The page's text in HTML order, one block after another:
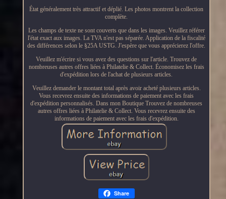
État généralement très attractif et déplié. Les photos montrent la collection
complète.
Les champs de texte ne sont couverts que dans les images. Veuillez référer
l'état exact aux images. La TVA n'est pas séparée. Application de la fiscalité
des différences selon le §25A USTG. J'espère que vous apprécierez l'offre.
Veuillez m'écrire si vous avez des questions sur l'article. Trouvez de
nombreuses autres offres liées à Philatelie & Collect. Économisez les frais
d'expédition lors de l'achat de plusieurs articles.
Veuillez demander le montant total après avoir acheté plusieurs articles.
Vous recevrez ensuite des informations de paiement avec les frais
d'expédition personnalisés. Dans mon Boutique Trouvez de nombreuses
autres offres liées à Philatelie & Collect. Vous recevrez ensuite des
informations de paiement avec les frais d'expédition.
Share